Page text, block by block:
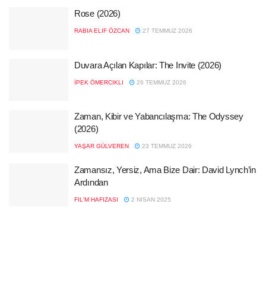
Rose (2026)
RABIA ELIF ÖZCAN 27 TEMMUZ 2026
Duvara Açılan Kapılar: The Invite (2026)
İPEK ÖMERCIKLI 26 TEMMUZ 2026
Zaman, Kibir ve Yabancılaşma: The Odyssey
(2026)
YAŞAR GÜLVEREN 23 TEMMUZ 2026
Zamansız, Yersiz, Ama Bize Dair: David Lynch’in
Ardından
FIL'M HAFIZASI 2 NISAN 2025